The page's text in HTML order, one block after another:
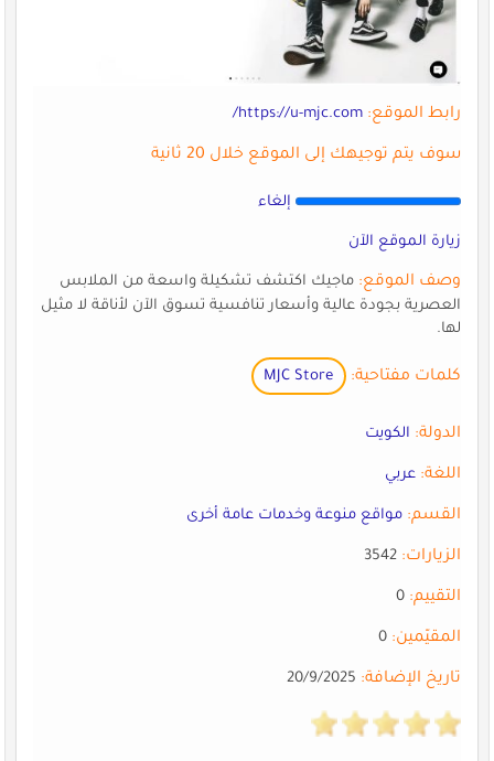
رابط الموقع: https://u-mjc.com/
سوف يتم توجيهك إلى الموقع خلال 20 ثانية
إلغاء
زيارة الموقع الآن
وصف الموقع:ماجيك اكتشف تشكيلة واسعة من الملابس
العصرية بجودة عالية وأسعار تنافسية تسوق الآن لأناقة لا مثيل
لها.
كلمات مفتاحية: MJC Store
الدولة: الكويت
اللغة: عربي
القسم: مواقع منوعة وخدمات عامة أخرى
الزيارات:3542
التقييم:0
المقيّمين:0
تاريخ الإضافة:20/9/2025